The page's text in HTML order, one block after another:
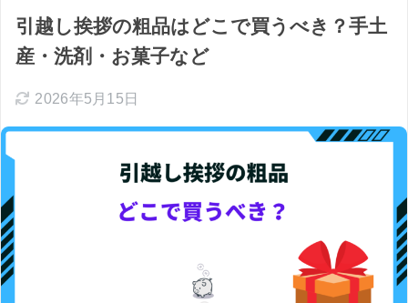
引越し挨拶の粗品はどこで買うべき？手土
産・洗剤・お菓子など
2026年5月15日